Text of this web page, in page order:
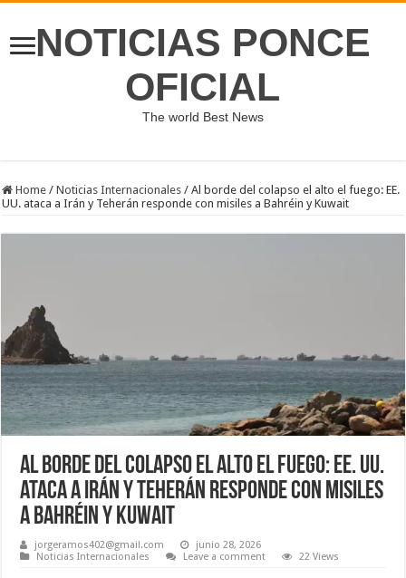
NOTICIAS PONCE
OFICIAL
The world Best News
Home / Noticias Internacionales / Al borde del colapso el alto el fuego: EE.
UU. ataca a Irán y Teherán responde con misiles a Bahréin y Kuwait
Al borde del colapso el alto el fuego: EE. UU.
ataca a Irán y Teherán responde con misiles
a Bahréin y Kuwait
jorgeramos402@gmail.com
junio 28, 2026
Noticias Internacionales
Leave a comment 22 Views